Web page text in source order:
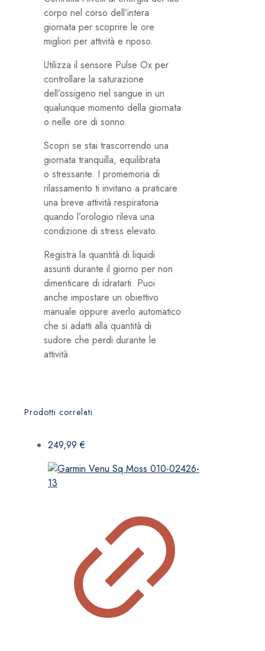
corpo nel corso dell’intera
giornata per scoprire le ore
migliori per attività e riposo.
Utilizza il sensore Pulse Ox per
controllare la saturazione
dell’ossigeno nel sangue in un
qualunque momento della giornata
o nelle ore di sonno.
Scopri se stai trascorrendo una
giornata tranquilla, equilibrata
o stressante. I promemoria di
rilassamento ti invitano a praticare
una breve attività respiratoria
quando l’orologio rileva una
condizione di stress elevato.
Registra la quantità di liquidi
assunti durante il giorno per non
dimenticare di idratarti. Puoi
anche impostare un obiettivo
manuale oppure averlo automatico
che si adatti alla quantità di
sudore che perdi durante le
attività.
Prodotti correlati
249,99€